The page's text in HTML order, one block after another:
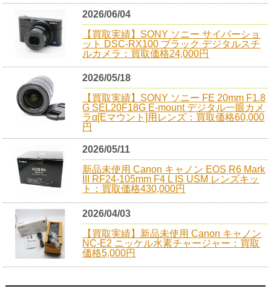
2026/06/04
【買取実績】SONY ソニー サイバーショ
ット DSC-RX100 ブラック デジタルスチ
ルカメラ：買取価格24,000円
2026/05/18
【買取実績】SONY ソニー FE 20mm F1.8
G SEL20F18G E-mount デジタル一眼カメ
ラα[Eマウント]用レンズ：買取価格60,000
円
2026/05/11
新品未使用 Canon キャノン EOS R6 Mark
III RF24-105mm F4 L IS USM レンズキッ
ト：買取価格430,000円
2026/04/03
【買取実績】新品未使用 Canon キャノン
NC-E2 ニッケル水素チャージャー：買取
価格5,000円